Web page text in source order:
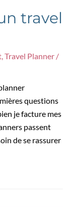
travel
,Travel Planner /
questions
je facture mes
passent
de se rassurer